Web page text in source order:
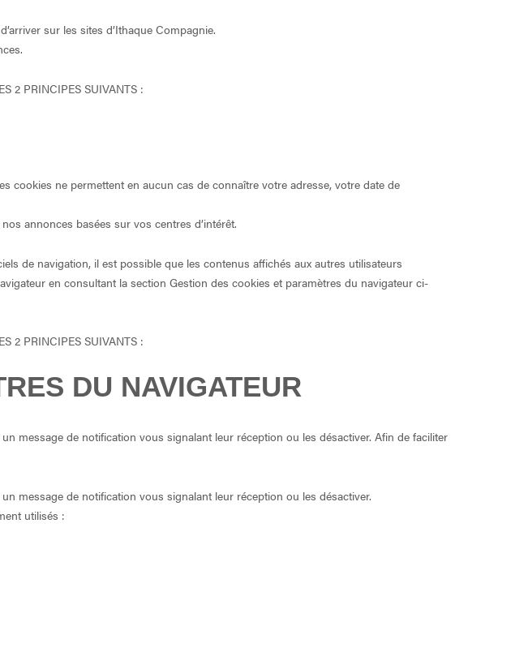
sur les sites d’Ithaque Compagnie.
2 PRINCIPES SUIVANTS :
ne permettent en aucun cas de connaître votre adresse, votre date de
annonces basées sur vos centres d’intérêt.
de navigation, il est possible que les contenus affichés aux autres utilisateurs
en consultant la section Gestion des cookies et paramètres du navigateur ci-
2 PRINCIPES SUIVANTS :
DU NAVIGATEUR
message de notification vous signalant leur réception ou les désactiver. Afin de faciliter
message de notification vous signalant leur réception ou les désactiver.
utilisés :